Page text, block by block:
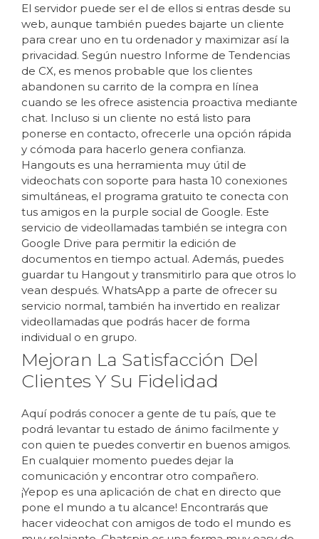
El servidor puede ser el de ellos si entras desde su
web, aunque también puedes bajarte un cliente
para crear uno en tu ordenador y maximizar así la
privacidad. Según nuestro Informe de Tendencias
de CX, es menos probable que los clientes
abandonen su carrito de la compra en línea
cuando se les ofrece asistencia proactiva mediante
chat. Incluso si un cliente no está listo para
ponerse en contacto, ofrecerle una opción rápida
y cómoda para hacerlo genera confianza.
Hangouts es una herramienta muy útil de
videochats con soporte para hasta 10 conexiones
simultáneas, el programa gratuito te conecta con
tus amigos en la purple social de Google. Este
servicio de videollamadas también se integra con
Google Drive para permitir la edición de
documentos en tiempo actual. Además, puedes
guardar tu Hangout y transmitirlo para que otros lo
vean después. WhatsApp a parte de ofrecer su
servicio normal, también ha invertido en realizar
videollamadas que podrás hacer de forma
individual o en grupo.
Mejoran La Satisfacción Del
Clientes Y Su Fidelidad
Aquí podrás conocer a gente de tu país, que te
podrá levantar tu estado de ánimo facilmente y
con quien te puedes convertir en buenos amigos.
En cualquier momento puedes dejar la
comunicación y encontrar otro compañero.
¡Yepop es una aplicación de chat en directo que
pone el mundo a tu alcance! Encontrarás que
hacer videochat con amigos de todo el mundo es